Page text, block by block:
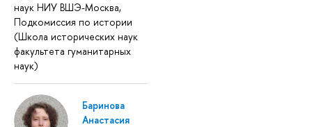
наук НИУ ВШЭ-Москва,
Подкомиссия по истории
(Школа исторических наук
факультета гуманитарных
наук)
Баринова
Анастасия